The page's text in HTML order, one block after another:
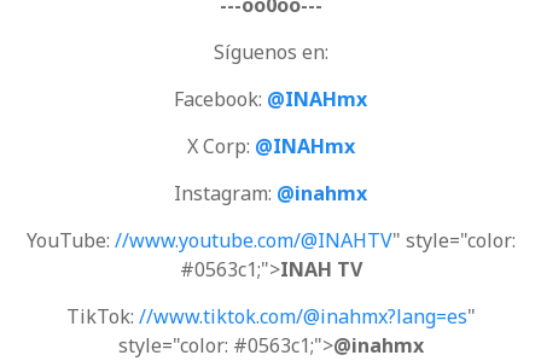
Síguenos en:
Facebook: @INAHmx
X Corp: @INAHmx
Instagram: @inahmx
YouTube: //www.youtube.com/@INAHTV" style="color:
#0563c1;">INAH TV
TikTok: //www.tiktok.com/@inahmx?lang=es"
style="color: #0563c1;">@inahmx